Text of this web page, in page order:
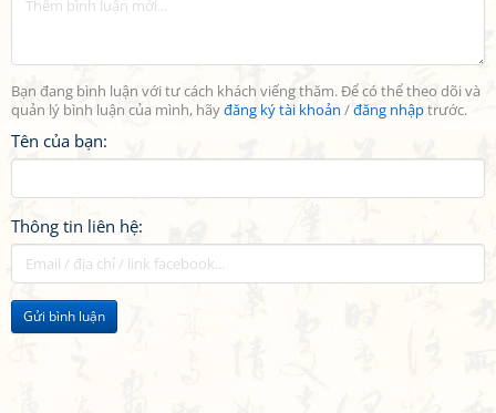
Bạn đang bình luận với tư cách khách viếng thăm. Để có thể theo dõi và
quản lý bình luận của mình, hãyđăng ký tài khoản /đăng nhậptrước.
Tên của bạn:
Thông tin liên hệ:
Gửi bình luận